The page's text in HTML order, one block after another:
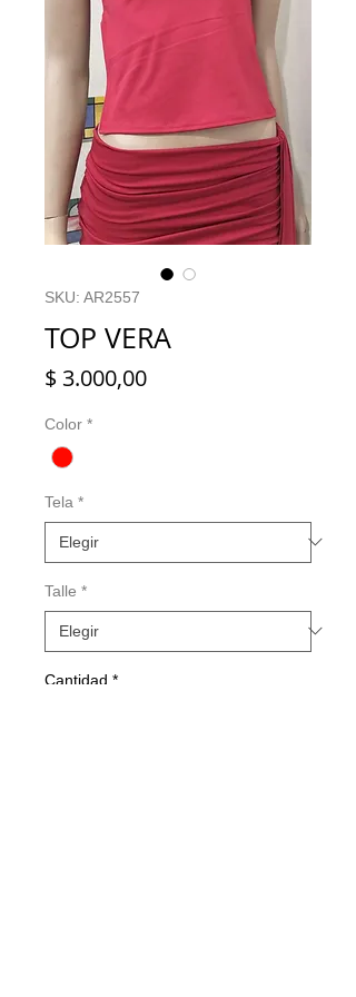
SKU: AR2557
TOP VERA
$ 3.000,00Precio
Color *
Tela *
Talle *
Cantidad *